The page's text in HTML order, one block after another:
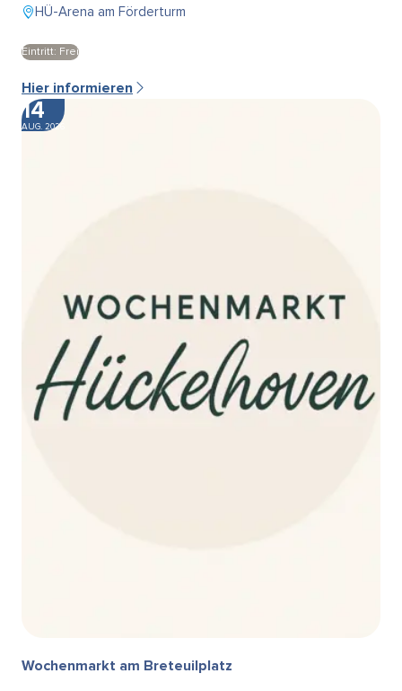
HÜ-Arena am Förderturm
Eintritt: Frei
Hier informieren
14
AUG. 2026
Wochenmarkt am Breteuilplatz